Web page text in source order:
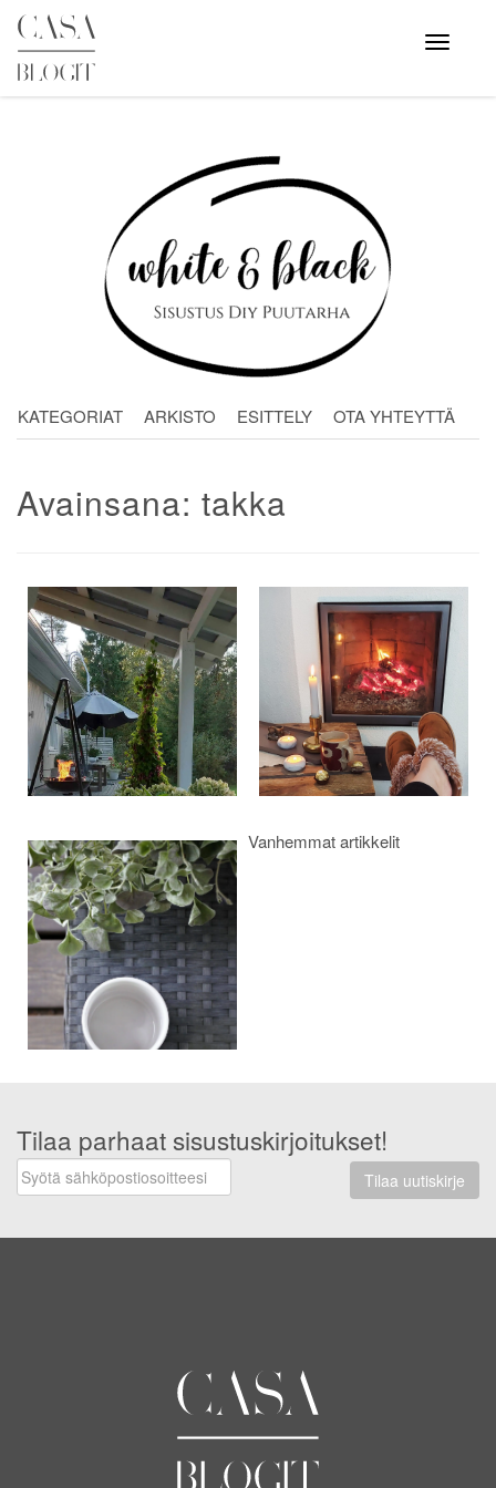
Skip
content
Avaa
valikko
KATEGORIAT ARKISTO ESITTELY OTA YHTEYTTÄ
Avainsana: takka
Artikkelien
selaus
Vanhemmat artikkelit
Tilaa parhaat sisustuskirjoitukset!
Tilaa uutiskirje